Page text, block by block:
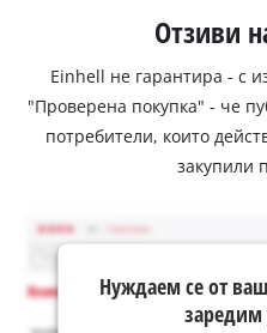
Отзиви
Einhell не гарантира - с
"Проверена покупка" - че
потребители, които
закупили
Нуждаем се от
заредим